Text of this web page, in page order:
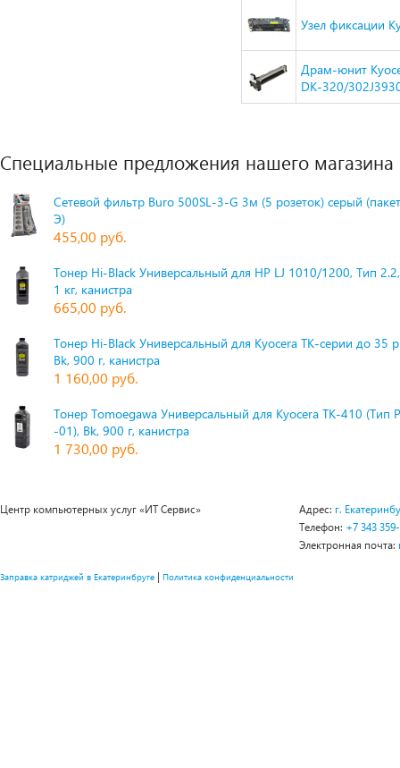
Узел фиксации
Драм-юнит
DK-320/
Специальные предложения нашего магазина
Сетевой фильтр Buro 500SL-3-G 3м (5 розеток) серый
Э)
455,00 руб.
Тонер Hi-Black Универсальный для HP LJ 1010/1200, Тип
1 кг, канистра
665,00 руб.
Тонер Hi-Black Универсальный для Kyocera TK-серии до 35
Bk, 900 г, канистра
1 160,00 руб.
Тонер Tomoegawa Универсальный для Kyocera TK-410 (Тип
-01), Bk, 900 г, канистра
1 730,00 руб.
Центр компьютерных услуг «ИТ Сервис» Адрес: г.
Телефон: +7 343
Электронная почта:
Заправка катриджей в Екатеринбруге | Политика конфиденциальности